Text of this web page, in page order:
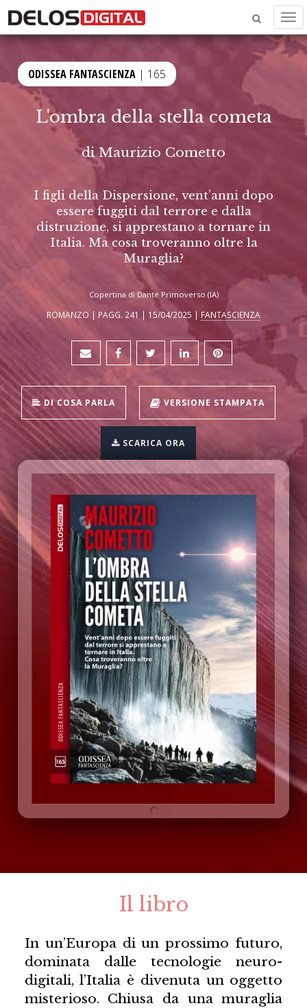
ODISSEA FANTASCIENZA | 165
L'ombra della stella cometa
diMaurizio Cometto
I figli della Dispersione, vent’anni dopo
essere fuggiti dal terrore e dalla
distruzione, si apprestano a tornare in
Italia. Ma cosa troveranno oltre la
Muraglia?
Copertina di Dante Primoverso (IA)
ROMANZO | PAGG. 241 | 15/04/2025 | FANTASCIENZA
DI COSA PARLA VERSIONE STAMPATA
SCARICA ORA
Il libro
In un’Europa di un prossimo futuro,
dominata dalle tecnologie neuro-
digitali, l’Italia è divenuta un oggetto
misterioso. Chiusa da una muraglia